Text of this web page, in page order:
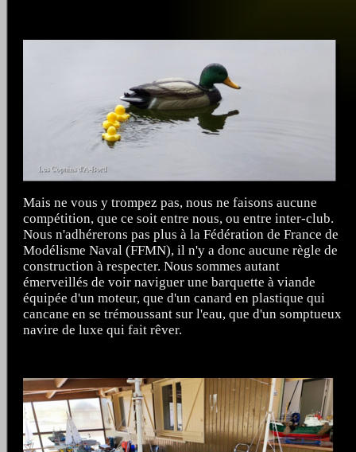
Mais ne vous y trompez pas, nous ne faisons aucune
compétition, que ce soit entre nous, ou entre inter-club.
Nous n'adhérerons pas plus à la Fédération de France de
Modélisme Naval (FFMN), il n'y a donc aucune règle de
construction à respecter. Nous sommes autant
émerveillés de voir naviguer une barquette à viande
équipée d'un moteur, que d'un canard en plastique qui
cancane en se trémoussant sur l'eau, que d'un somptueux
navire de luxe qui fait rêver.